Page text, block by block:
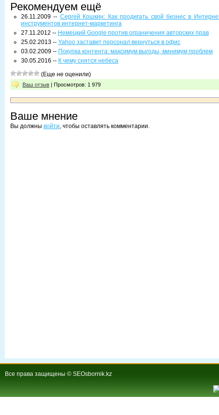
Рекомендуем ещё
26.11.2009 -- Сергей Кошкин: Как продигать свой бизнес в
инструментов интернет-маркетинга
27.11.2012 -- Немецкий Google против ограничения авторских прав
25.02.2013 -- Yahoo заставит персонал вернуться в офис
03.02.2009 -- Покупка контента: максимум выгоды, минимум проблем
30.05.2016 -- К чему снятся небеса
(Еще не оценили)
Ваш отзыв | Просмотров: 1 979
Ваше мнение
Вы должны войти, чтобы оставлять комментарии.
Все права защищены © SEOsbornik.kz